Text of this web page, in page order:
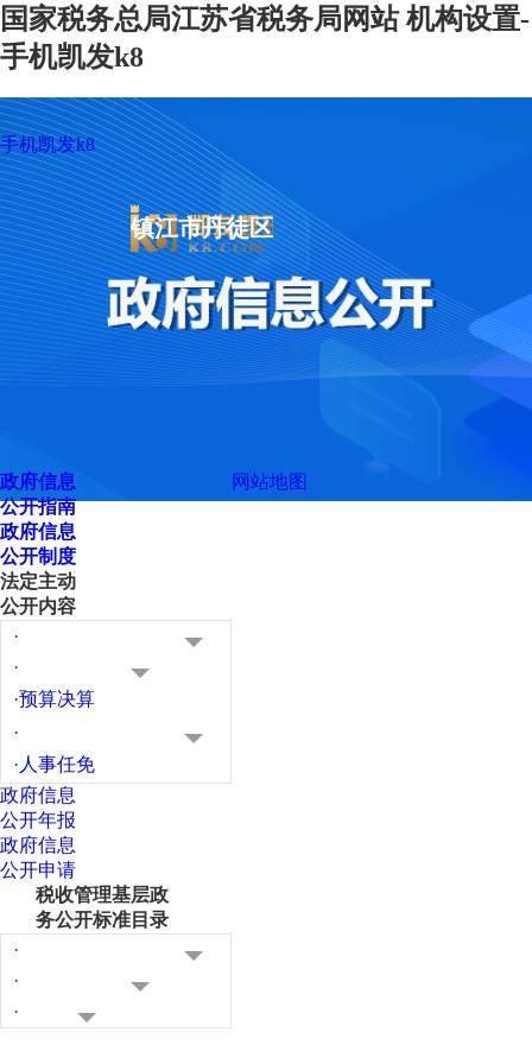
国家税务总局江苏省税务局网站 机构设置-
手机凯发k8
手机凯发k8
镇江市丹徒区
政府信息
公开指南
政府信息
公开制度
法定主动
公开内容
·
·
·预算决算
·
· 人事任免
政府信息
公开年报
政府信息
公开申请
税收管理基层政
务公开标准目录
·
·
·
网站地图